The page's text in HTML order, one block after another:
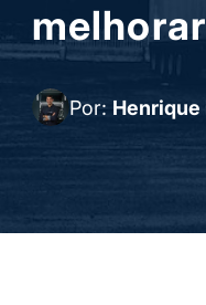
Por: Henrique